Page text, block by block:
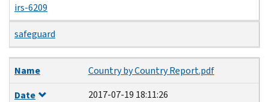
irs-6209
safeguard
Name
Date
Size
Description
Name
Country by Country Report.pdf
Date
2017-07-19 18:11:26